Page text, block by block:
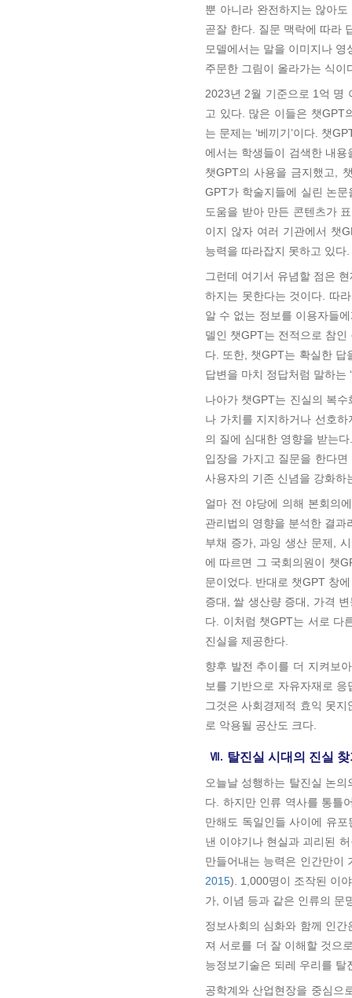
뿐 아니라 완전하지는 않아
곧잘 한다. 질문 맥락에 따라
모델에서는 말을 이미지나 영
주문한 그림이 올라가는 식이
2023년 2월 기준으로 1억 명
고 있다. 많은 이들은 챗GPT
는 문제는 ‘베끼기’이다. 챗
에서는 학생들이 검색한 내
챗GPT의 사용을 금지했고,
GPT가 학술지들에 실린 논
도움을 받아 만든 콘텐츠가
이지 않자 여러 기관에서 챗
능력을 따라잡지 못하고 있다.
그런데 여기서 유념할 점은
하지는 못한다는 것이다. 따
알 수 없는 정보를 이용자들
델인 챗GPT는 전적으로 참
다. 또한, 챗GPT는 확실한
답변을 마치 정답처럼 말하는
나아가 챗GPT는 진실의 복
나 가치를 지지하거나 선호
의 질에 심대한 영향을 받는
입장을 가지고 질문을 한다
사용자의 기존 신념을 강화하
얼마 전 야당에 의해 본회의
관리법의 영향을 분석한 결
부채 증가, 과잉 생산 문제,
에 따르면 그 국회의원이 챗
문이었다. 반대로 챗GPT 창
증대, 쌀 생산량 증대, 가격
다. 이처럼 챗GPT는 서로 다
진실을 제공한다.
향후 발전 추이를 더 지켜보
보를 기반으로 자유자재로
그것은 사회경제적 효익 못
로 악용될 공산도 크다.
Ⅶ. 탈진실 시대의 진실
오늘날 성행하는 탈진실 논
다. 하지만 인류 역사를 통틀
만해도 독일인들 사이에 유
낸 이야기나 현실과 괴리된
만들어내는 능력은 인간만이
2015). 1,000명이 조작된 이
가, 이념 등과 같은 인류의 문
정보사회의 심화와 함께 인
져 서로를 더 잘 이해할 것으
능정보기술은 되레 우리를
공학계와 산업현장을 중심으